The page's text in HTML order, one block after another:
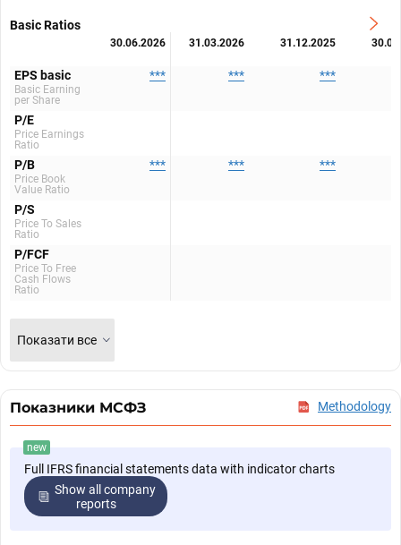
Basic Ratios
30.06.2026 31.03.2026 31.12.2025
EPS basic
Basic Earning
per Share
*** *** ***
P/E
Price Earnings
Ratio
P/B
Price Book
Value Ratio
*** *** ***
P/S
Price To Sales
Ratio
P/FCF
Price To Free
Cash Flows
Ratio
Показати все
Показники МСФЗ Methodology
new
Full IFRS financial statements data with indicator charts
Show all company
reports